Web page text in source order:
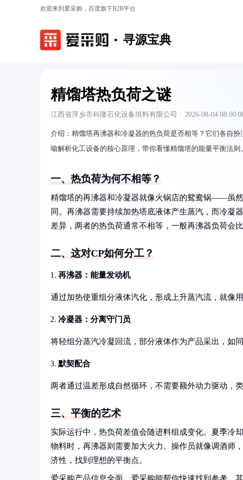
欢迎来到爱采购，百度旗下B2B平台
寻源宝典
精馏塔热负荷之谜
江西省萍乡市科隆石化设备填料有限公司 · 2026-08-04
介绍： 精馏塔再沸器和冷凝器的热负荷是否相等？它们各自
喻解析化工设备的核心原理，带你看懂精馏塔的能量平衡法则
一、热负荷为何不相等？
精馏塔的再沸器和冷凝器就像火锅店的鸳鸯锅——虽
同。再沸器需要持续加热塔底液体产生蒸汽，而冷凝
差异，两者的热负荷通常不相等，一般再沸器负荷会比
二、这对CP如何分工？
再沸器：能量发动机
通过加热使重组分液体汽化，形成上升蒸汽流，就像
冷凝器：分离守门员
将轻组分蒸汽冷凝回流，部分液体作为产品采出，如
默契配合
两者通过温差形成自然循环，不需要额外动力驱动，
三、平衡的艺术
实际运行中，热负荷差值会随进料组成变化。夏季冷
物料时，再沸器则需要加大火力。操作员就像调酒师
济性，找到理想的平衡点。
爱采购产品信息全面，爱采购能帮你快速找到参考，